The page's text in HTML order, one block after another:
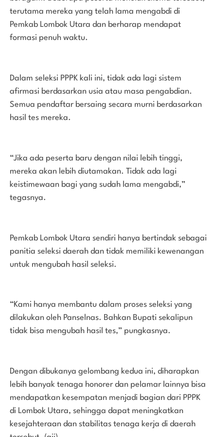
terutama mereka yang telah lama mengabdi di
Pemkab Lombok Utara dan berharap mendapat
formasi penuh waktu.
Dalam seleksi PPPK kali ini, tidak ada lagi sistem
afirmasi berdasarkan usia atau masa pengabdian.
Semua pendaftar bersaing secara murni berdasarkan
hasil tes mereka.
“Jika ada peserta baru dengan nilai lebih tinggi,
mereka akan lebih diutamakan. Tidak ada lagi
keistimewaan bagi yang sudah lama mengabdi,”
tegasnya.
Pemkab Lombok Utara sendiri hanya bertindak sebagai
panitia seleksi daerah dan tidak memiliki kewenangan
untuk mengubah hasil seleksi.
“Kami hanya membantu dalam proses seleksi yang
dilakukan oleh Panselnas. Bahkan Bupati sekalipun
tidak bisa mengubah hasil tes,” pungkasnya.
Dengan dibukanya gelombang kedua ini, diharapkan
lebih banyak tenaga honorer dan pelamar lainnya bisa
mendapatkan kesempatan menjadi bagian dari PPPK
di Lombok Utara, sehingga dapat meningkatkan
kesejahteraan dan stabilitas tenaga kerja di daerah